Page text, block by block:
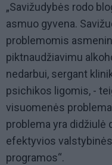
„Savižudybės rodo
asmuo gyvena.
problemomis
piktnaudžiavimu
nedarbui, sergant
psichikos ligomis, -
visuomenės
problema yra didžiulė
efektyvios
programos“.